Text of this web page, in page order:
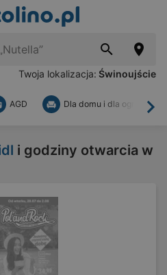
Twoja lokalizacja: Świnoujście
AGD Dla domu i dla ogrodu
i godziny otwarcia w